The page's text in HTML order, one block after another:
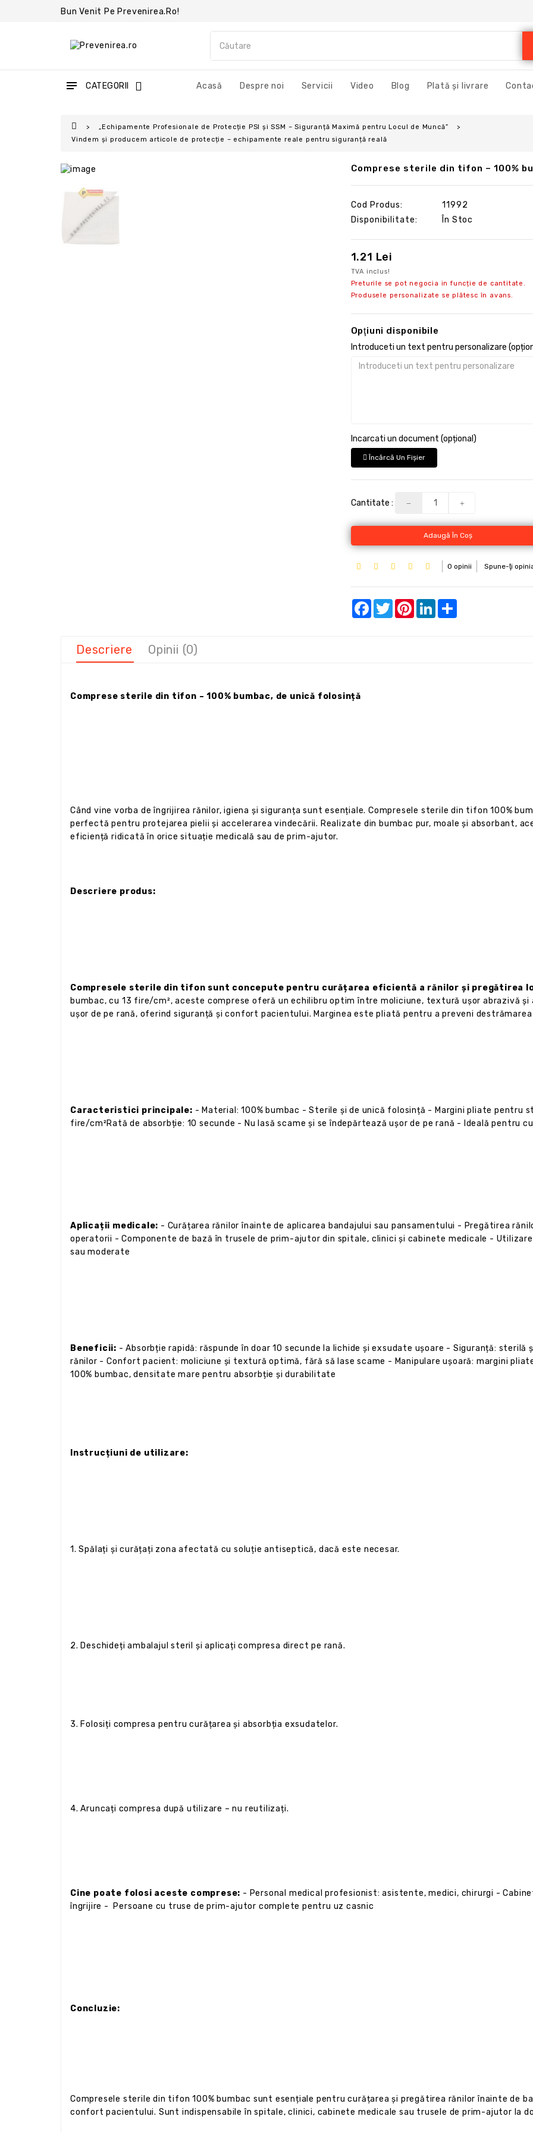
Bun Venit Pe Prevenirea.ro!
CATEGORII Acasă Despre noi Servicii Video Blog Plată și livrare
„Echipamente Profesionale de Protecție PSI și SSM – Siguranță Maximă pentru Locul de Muncă”
Vindem și producem articole de protecție – echipamente reale pentru siguranță reală
Comprese sterile din tifon – 100%
Cod Produs:
11992
Disponibilitate:
În Stoc
1.21 Lei
TVA inclus!
Preturile se pot negocia in funcție de cantitate.
Produsele personalizate se plătesc în avans.
Opţiuni disponibile
Introduceti un text pentru personalizare
Incarcati un document (opțional)
Încărcă Un Fişier
Cantitate :
Adaugă În Coş
0 opinii Spune-ţi
Facebook
TwitterPinterestLinkedInShare
Descriere Opinii (0)
Comprese sterile din tifon – 100% bumbac, de unică folosință
Când vine vorba de îngrijirea rănilor, igiena și siguranța sunt esențiale. Compresele sterile din tifon 100%
perfectă pentru protejarea pielii și accelerarea vindecării. Realizate din bumbac pur, moale și absorbant,
eficiență ridicată în orice situație medicală sau de prim-ajutor.
Descriere produs:
Compresele sterile din tifon sunt concepute pentru curățarea eficientă a rănilor și pregătirea
bumbac, cu 13 fire/cm², aceste comprese oferă un echilibru optim între moliciune, textură ușor abrazivă și
ușor de pe rană, oferind siguranță și confort pacientului. Marginea este pliată pentru a preveni
Caracteristici principale: - Material: 100% bumbac - Sterile și de unică folosință - Margini pliate pentru
fire/cm²Rată de absorbție: 10 secunde - Nu lasă scame și se îndepărtează ușor de pe rană - Ideală pentru
Aplicații medicale: - Curățarea rănilor înainte de aplicarea bandajului sau pansamentului - Pregătirea
operatorii - Componente de bază în trusele de prim-ajutor din spitale, clinici și cabinete medicale -
sau moderate
Beneficii: - Absorbție rapidă: răspunde în doar 10 secunde la lichide și exsudate ușoare - Siguranță:
rănilor - Confort pacient: moliciune și textură optimă, fără să lase scame - Manipulare ușoară: margini
100% bumbac, densitate mare pentru absorbție și durabilitate
Instrucțiuni de utilizare:
1. Spălați și curățați zona afectată cu soluție antiseptică, dacă este necesar.
2. Deschideți ambalajul steril și aplicați compresa direct pe rană.
3. Folosiți compresa pentru curățarea și absorbția exsudatelor.
4. Aruncați compresa după utilizare – nu reutilizați.
Cine poate folosi aceste comprese: - Personal medical profesionist: asistente, medici, chirurgi -
îngrijire - Persoane cu truse de prim-ajutor complete pentru uz casnic
Concluzie:
Compresele sterile din tifon 100% bumbac sunt esențiale pentru curățarea și pregătirea rănilor înainte de
confort pacientului. Sunt indispensabile în spitale, clinici, cabinete medicale sau trusele de prim-ajutor la